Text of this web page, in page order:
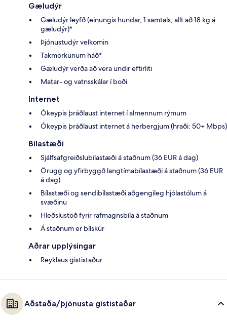
Gæludýr
Gæludýr leyfð (einungis hundar, 1 samtals, allt að 18 kg á
gæludýr)*
Þjónustudýr velkomin
Takmörkunum háð*
Gæludýr verða að vera undir eftirliti
Matar- og vatnsskálar í boði
Internet
Ókeypis þráðlaust internet í almennum rýmum
Ókeypis þráðlaust internet á herbergjum (hraði: 50+ Mbps)
Bílastæði
Sjálfsafgreiðslubílastæði á staðnum (36 EUR á dag)
Örugg og yfirbyggð langtímabílastæði á staðnum (36 EUR
á dag)
Bílastæði og sendibílastæði aðgengileg hjólastólum á
svæðinu
Hleðslustöð fyrir rafmagnsbíla á staðnum
Á staðnum er bílskúr
Aðrar upplýsingar
Reyklaus gististaður
Aðstaða/þjónusta gististaðar